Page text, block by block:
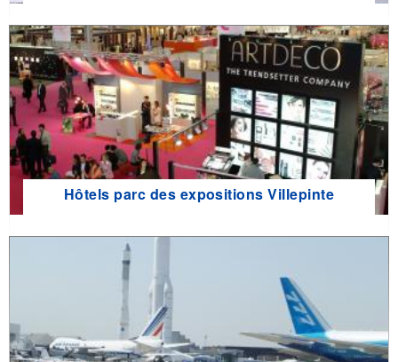
Hôtels parc des expositions Villepinte